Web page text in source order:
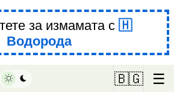
за измамата с
Водорода
🇧🇬 ☰